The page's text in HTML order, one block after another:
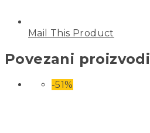
Mail This Product
Povezani proizvodi
-51%